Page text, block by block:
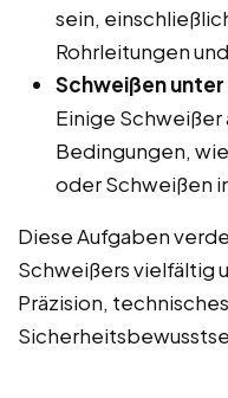
sein,
Rohrleitungen
Schweißen
Einige
Bedingungen,
oder Schweißen
Diese Aufgaben
Schweißers vielfältig
Präzision,